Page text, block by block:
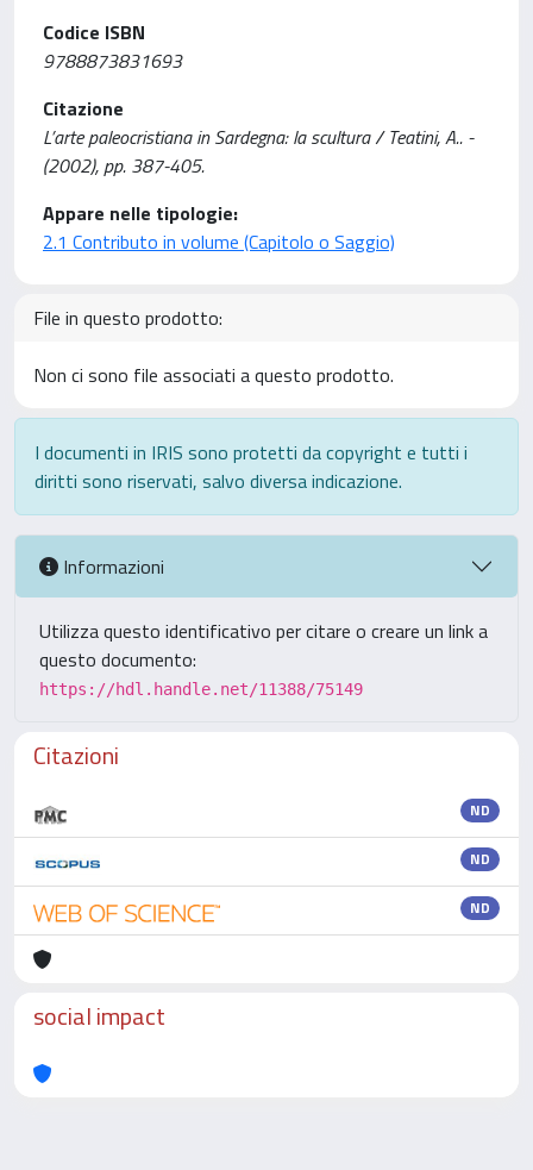
Codice ISBN
9788873831693
Citazione
L’arte paleocristiana in Sardegna: la scultura / Teatini, A.. -
(2002), pp. 387-405.
Appare nelle tipologie:
2.1 Contributo in volume (Capitolo o Saggio)
File in questo prodotto:
Non ci sono file associati a questo prodotto.
I documenti in IRIS sono protetti da copyright e tutti i
diritti sono riservati, salvo diversa indicazione.
Informazioni
Utilizza questo identificativo per citare o creare un link a
questo documento:
https://hdl.handle.net/11388/75149
Citazioni
ND
ND
ND
social impact